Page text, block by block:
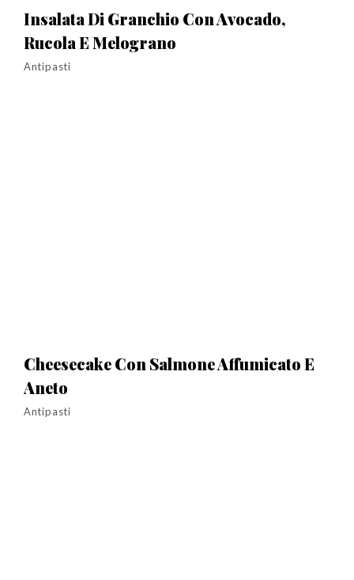
Insalata Di Granchio Con Avocado,
Rucola E Melograno
Antipasti
Cheesecake Con Salmone Affumicato E
Aneto
Antipasti